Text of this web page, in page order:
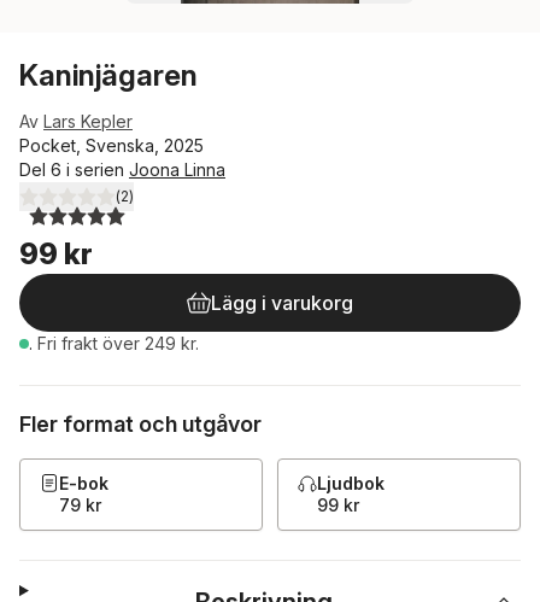
Kaninjägaren
Av Lars Kepler
Pocket, Svenska, 2025
Del 6 i serien Joona Linna
5,0utav 5 stjärnor. Totalt antal röster:
(2)
99 kr
Lägg i varukorg
. Fri frakt över 249 kr.
Fler format och utgåvor
E-bok
79 kr
Ljudbok
99 kr